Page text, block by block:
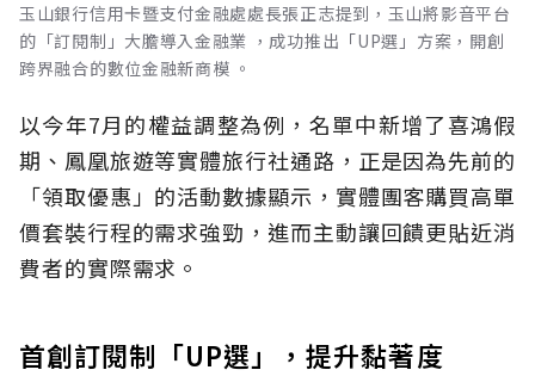
玉山銀行信用卡暨支付金融處處長張正志提到，玉山將影音平台
的「訂閱制」大膽導入金融業 ，成功推出「UP選」方案，開創
跨界融合的數位金融新商模 。
以今年7月的權益調整為例，名單中新增了喜鴻假
期、鳳凰旅遊等實體旅行社通路，正是因為先前的
「領取優惠」的活動數據顯示，實體團客購買高單
價套裝行程的需求強勁，進而主動讓回饋更貼近消
費者的實際需求。
首創訂閱制「UP選」，提升黏著度